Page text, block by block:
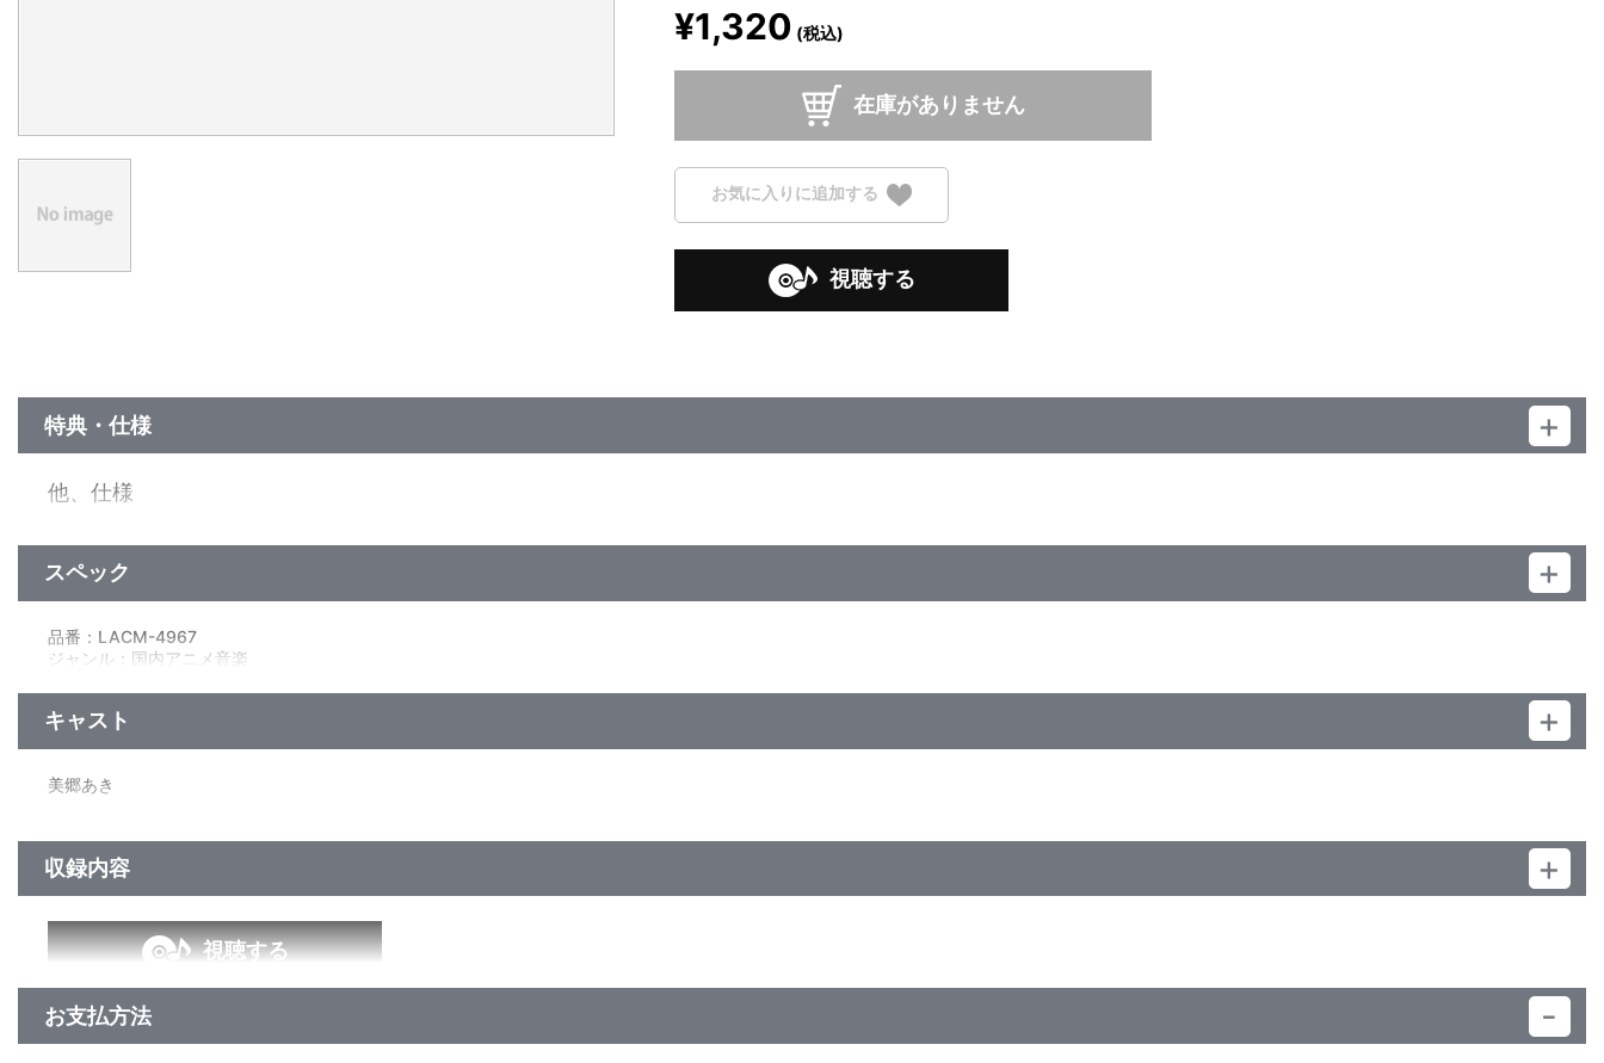
¥1,320 (税込)
在庫がありません
お気に入りに追加する
視聴する
特典・仕様
他、仕様
スペック
品番：LACM-4967
ジャンル：国内アニメ音楽
キャスト
美郷あき
収録内容
視聴する
＜収録曲＞
お支払方法